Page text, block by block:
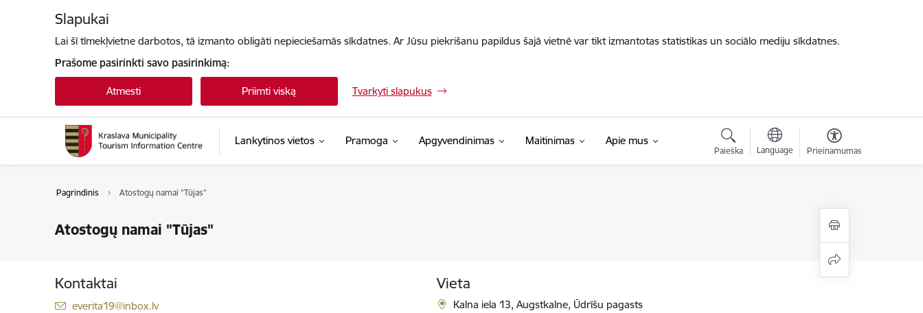
Slapukai
Lai šī tīmekļvietne darbotos, tā izmanto obligāti nepieciešamās sīkdatnes. Ar Jūsu piekrišanu papildus šajā vietnē var tikt izmantotas statistikas un sociālo mediju sīkdatnes.
Prašome pasirinkti savo pasirinkimą:
Atmesti Priimti viską Tvarkyti slapukus
Lankytinos vietos Pramoga Apgyvendinimas Maitinimas Apie mus
Paieška Language Prieinamumas
Pagrindinis Atostogų namai "Tūjas"
Atostogų namai "Tūjas"
Kontaktai
El. paštas:
everita19@inbox.lv
Vieta
Kalna iela 13, Augstkalne, Ūdrīšu pagasts